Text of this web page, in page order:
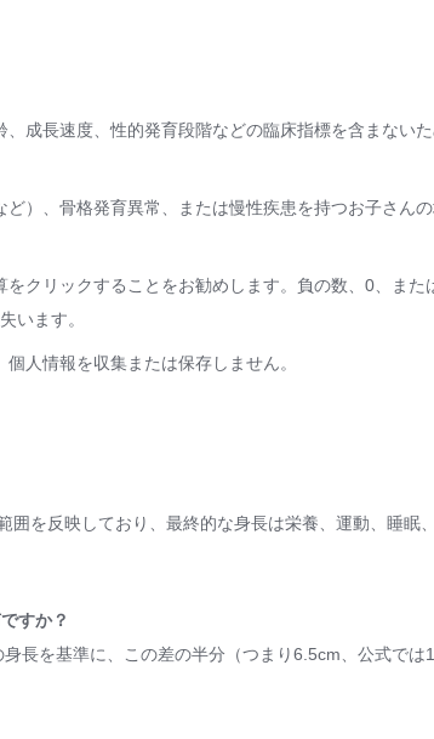
成長速度、性的発育段階などの臨床指標を含まない
）、骨格発育異常、または慢性疾患を持つお子さん
クリックすることをお勧めします。負の数、0、ま
います。
人情報を収集または保存しません。
を反映しており、最終的な身長は栄養、運動、睡眠
すか？
長を基準に、この差の半分（つまり6.5cm、公式で